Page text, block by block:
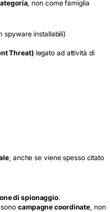
, non come famiglia
spyware installabili)
Threat) legato ad attività di
, anche se viene spesso citato
di spionaggio.
campagne coordinate, non